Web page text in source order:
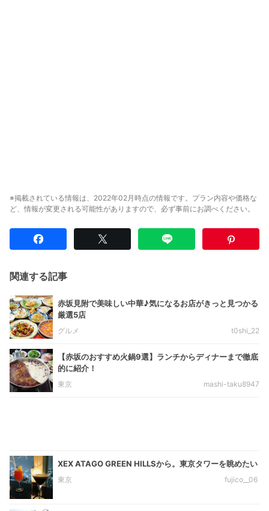
※掲載されている情報は、2022年02月時点の情報です。プラン内容や価格な
ど、情報が変更される可能性がありますので、必ず事前にお調べください。
関連する記事
赤坂見附で美味しい中華♪気になるお店がきっと見つかる
厳選5店
グルメ t0shi_22
【赤坂のおすすめ火鍋9選】ランチからディナーまで徹底
的に紹介！
東京 mashi-taku8947
XEX ATAGO GREEN HILLSから。東京タワーを眺めたい
東京 fujico__06